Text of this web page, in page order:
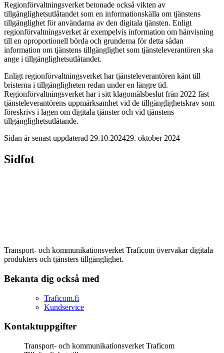
Regionförvaltningsverket betonade också vikten av
tillgänglighetsutlåtandet som en informationskälla om tjänstens
tillgänglighet för användarna av den digitala tjänsten. Enligt
regionförvaltningsverket är exempelvis information om hänvisning
till en oproportionell börda och grunderna för detta sådan
information om tjänstens tillgänglighet som tjänsteleverantören ska
ange i tillgänglighetsutlåtandet.
Enligt regionförvaltningsverket har tjänsteleverantören känt till
bristerna i tillgängligheten redan under en längre tid.
Regionförvaltningsverket har i sitt klagomålsbeslut från 2022 fäst
tjänsteleverantörens uppmärksamhet vid de tillgänglighetskrav som
föreskrivs i lagen om digitala tjänster och vid tjänstens
tillgänglighetsutlåtande.
Sidan är senast uppdaterad 29.10.202429. oktober 2024
Sidfot
Transport- och kommunikationsverket Traficom övervakar digitala
produkters och tjänsters tillgänglighet.
Bekanta dig också med
Traficom.fi
Kundservice
Kontaktuppgifter
Transport- och kommunikationsverket Traficom